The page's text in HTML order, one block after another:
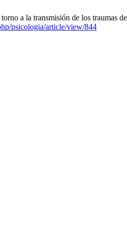
a la transmisión de los traumas
psicologia/article/view/844